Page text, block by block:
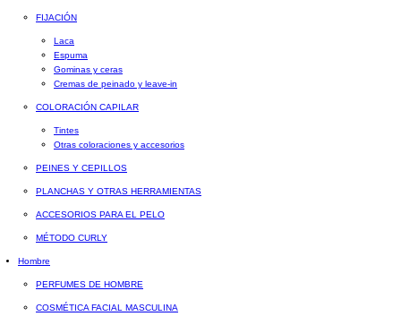
FIJACIÓN
Laca
Espuma
Gominas y ceras
Cremas de peinado y leave-in
COLORACIÓN CAPILAR
Tintes
Otras coloraciones y accesorios
PEINES Y CEPILLOS
PLANCHAS Y OTRAS HERRAMIENTAS
ACCESORIOS PARA EL PELO
MÉTODO CURLY
Hombre
PERFUMES DE HOMBRE
COSMÉTICA FACIAL MASCULINA